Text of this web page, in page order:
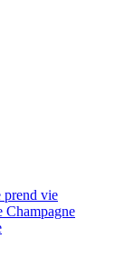
prend vie
Champagne